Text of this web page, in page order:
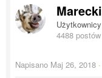
Marecki
Użytkownicy
4488 postów
Napisano Maj 26, 2018 ·